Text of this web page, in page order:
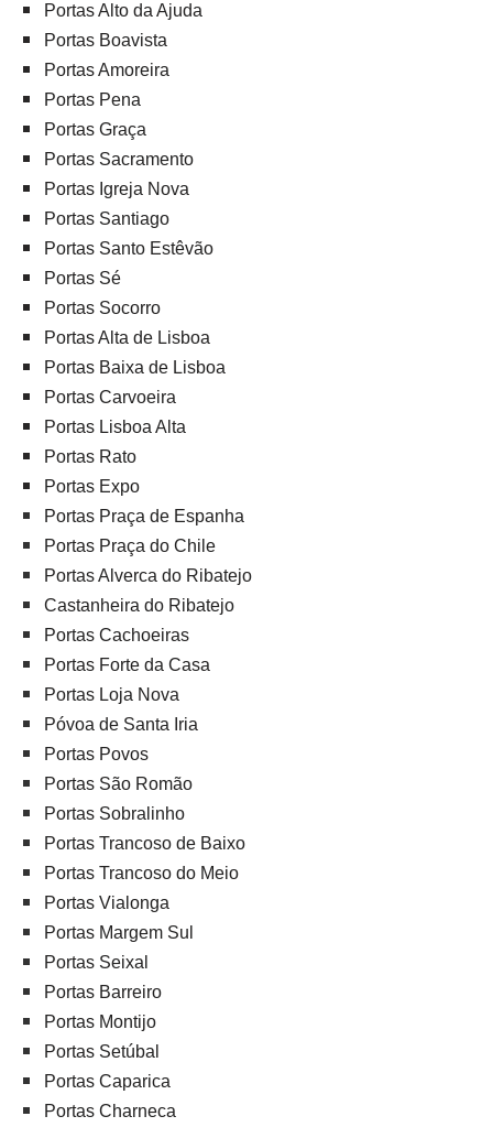
Portas Alto da Ajuda
Portas Boavista
Portas Amoreira
Portas Pena
Portas Graça
Portas Sacramento
Portas Igreja Nova
Portas Santiago
Portas Santo Estêvão
Portas Sé
Portas Socorro
Portas Alta de Lisboa
Portas Baixa de Lisboa
Portas Carvoeira
Portas Lisboa Alta
Portas Rato
Portas Expo
Portas Praça de Espanha
Portas Praça do Chile
Portas Alverca do Ribatejo
Castanheira do Ribatejo
Portas Cachoeiras
Portas Forte da Casa
Portas Loja Nova
Póvoa de Santa Iria
Portas Povos
Portas São Romão
Portas Sobralinho
Portas Trancoso de Baixo
Portas Trancoso do Meio
Portas Vialonga
Portas Margem Sul
Portas Seixal
Portas Barreiro
Portas Montijo
Portas Setúbal
Portas Caparica
Portas Charneca